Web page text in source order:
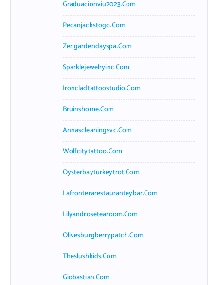
Graduacionviu2023.com
Pecanjackstogo.com
Zengardendayspa.com
Sparklejewelryinc.com
Ironcladtattoostudio.com
Bruinshome.com
Annascleaningsvc.com
Wolfcitytattoo.com
Oysterbayturkeytrot.com
Lafronterarestauranteybar.com
Lilyandrosetearoom.com
Olivesburgberrypatch.com
Theslushkids.com
Giobastian.com